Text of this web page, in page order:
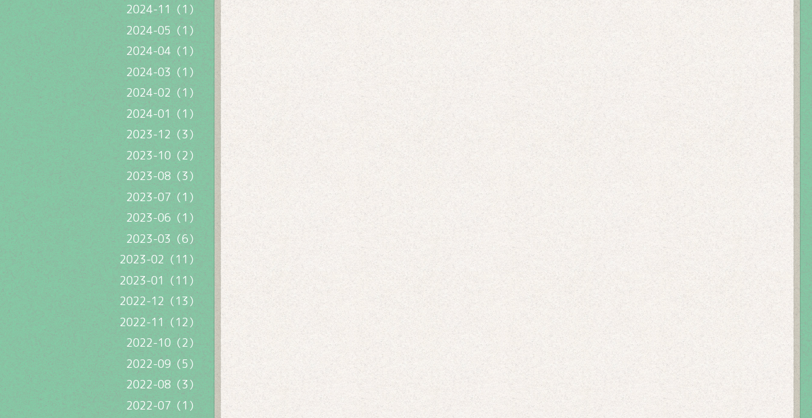
2024-11（1）
2024-05（1）
2024-04（1）
2024-03（1）
2024-02（1）
2024-01（1）
2023-12（3）
2023-10（2）
2023-08（3）
2023-07（1）
2023-06（1）
2023-03（6）
2023-02（11）
2023-01（11）
2022-12（13）
2022-11（12）
2022-10（2）
2022-09（5）
2022-08（3）
2022-07（1）